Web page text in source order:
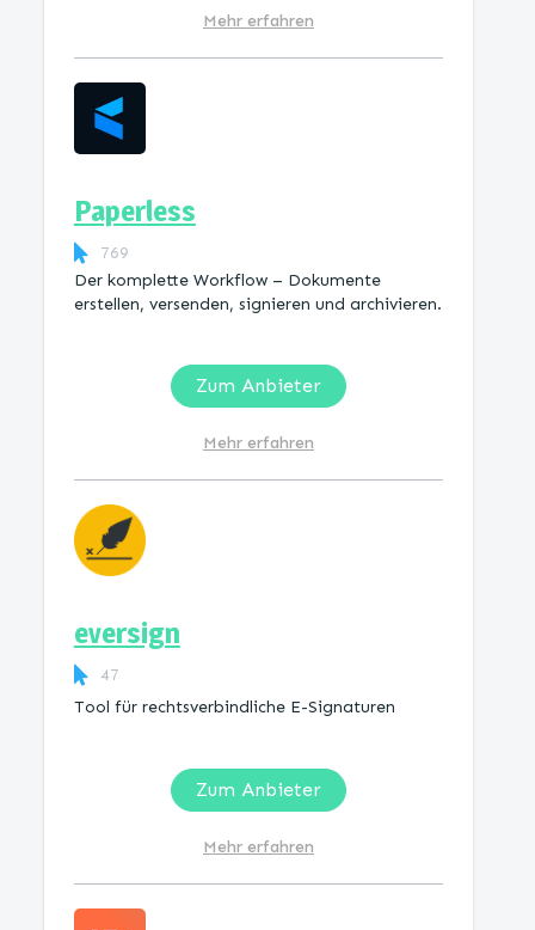
Mehr erfahren
Paperless
769
Der komplette Workflow – Dokumente
erstellen, versenden, signieren und archivieren.
Zum Anbieter
Mehr erfahren
eversign
47
Tool für rechtsverbindliche E-Signaturen
Zum Anbieter
Mehr erfahren